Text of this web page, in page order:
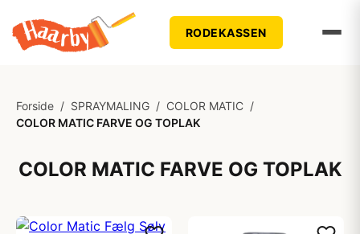
RODEKASSEN
Forside / SPRAYMALING / COLOR MATIC /
COLOR MATIC FARVE OG TOPLAK
COLOR MATIC FARVE OG TOPLAK